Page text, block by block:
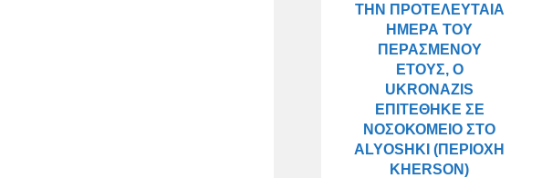
ΤΗΝ ΠΡΟΤΕΛΕΥΤΑΊΑ
ΗΜΈΡΑ ΤΟΥ
ΠΕΡΑΣΜΈΝΟΥ
ΈΤΟΥΣ, Ο
UKRONAZIS
ΕΠΙΤΈΘΗΚΕ ΣΕ
ΝΟΣΟΚΟΜΕΊΟ ΣΤΟ
ALYOSHKI (ΠΕΡΙΟΧΉ
KHERSON)